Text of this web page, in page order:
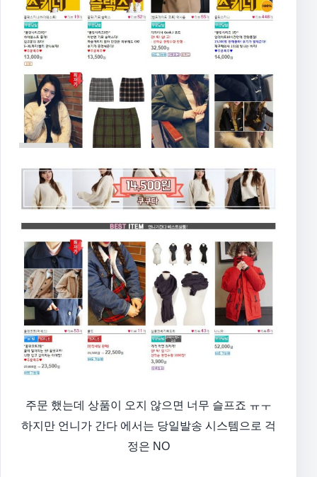
주문 했는데 상품이 오지 않으면 너무 슬프죠 ㅠㅜ
하지만 언니가 간다 에서는 당일발송 시스템으로 걱
정은 NO